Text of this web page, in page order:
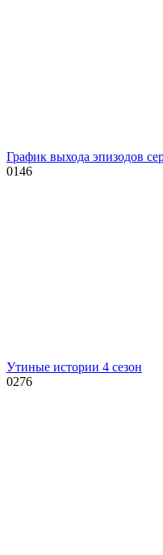
График выхода эпизодов
0146
Утиные истории 4 сезон
0276